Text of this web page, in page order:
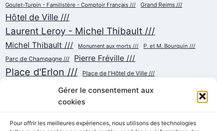
Gérer le consentement aux
cookies
Pour offrir les meilleures expériences, nous utilisons des technologies
Goulet-Turpin - Familistère - Comptoir Français /// Grand Reims ///
Hôtel de Ville ///
Laurent Leroy - Michel Thibault ///
Michel Thibault /// Monument aux morts /// P. et M. Bourquin ///
Parc de Champagne /// Pierre Fréville ///
Place d'Erlon /// Place de l'Hôtel de Ville ///
Place de la République /// Place du Cardinal Luçon ///
Place du Forum/des Marchés ///